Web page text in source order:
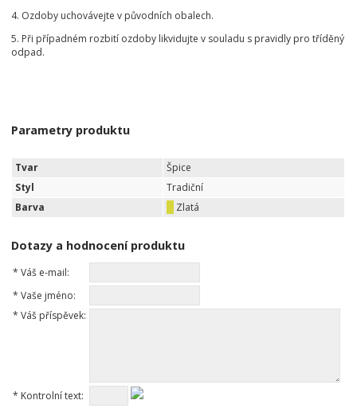
4. Ozdoby uchovávejte v původních obalech.
5. Při případném rozbití ozdoby likvidujte v souladu s pravidly pro tříděný
odpad.
Parametry produktu
Tvar
Špice
Styl
Tradiční
Barva
Zlatá
Dotazy a hodnocení produktu
* Váš e-mail:
* Vaše jméno:
* Váš příspěvek:
* Kontrolní text: